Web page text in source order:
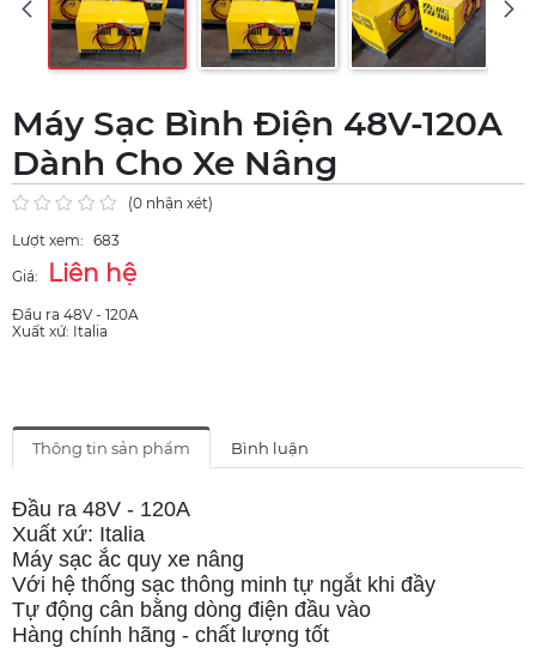
Máy Sạc Bình Điện 48V-120A
Dành Cho Xe Nâng
(0 nhận xét)
Lượt xem: 683
Giá:
Liên hệ
Đầu ra 48V - 120A
Xuất xứ: Italia
Thông tin sản phẩm Bình luận
Đầu ra 48V - 120A
Xuất xứ: Italia
Máy sạc ắc quy xe nâng
Với hệ thống sạc thông minh tự ngắt khi đầy
Tự động cân bằng dòng điện đầu vào
Hàng chính hãng - chất lượng tốt